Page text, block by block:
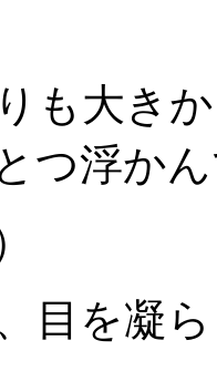
も大き
つ浮か
目を凝